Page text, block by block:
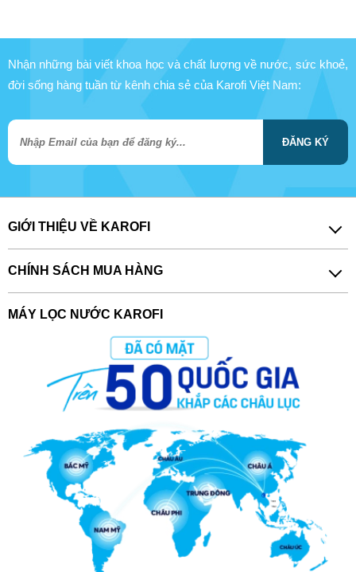
Nhận những bài viết khoa học và chất lượng về nước, sức khoẻ,
đời sống hàng tuần từ kênh chia sẻ của Karofi Việt Nam:
ĐĂNG KÝ
GIỚI THIỆU VỀ KAROFI
CHÍNH SÁCH MUA HÀNG
MÁY LỌC NƯỚC KAROFI